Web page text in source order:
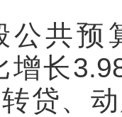
公共预
增长
贷、